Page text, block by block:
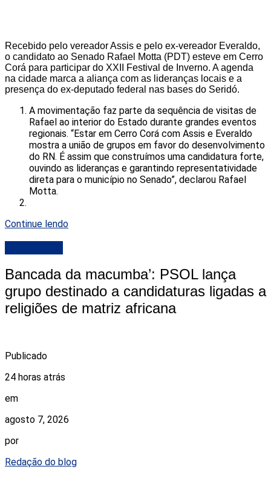
Recebido pelo vereador Assis e pelo ex-vereador Everaldo,
o candidato ao Senado Rafael Motta (PDT) esteve em Cerro
Corá para participar do XXII Festival de Inverno. A agenda
na cidade marca a aliança com as lideranças locais e a
presença do ex-deputado federal nas bases do Seridó.
A movimentação faz parte da sequência de visitas de
Rafael ao interior do Estado durante grandes eventos
regionais. “Estar em Cerro Corá com Assis e Everaldo
mostra a união de grupos em favor do desenvolvimento
do RN. É assim que construímos uma candidatura forte,
ouvindo as lideranças e garantindo representatividade
direta para o município no Senado”, declarou Rafael
Motta.
Continue lendo
Bancada da macumba’: PSOL lança
grupo destinado a candidaturas ligadas a
religiões de matriz africana
Publicado
24 horas atrás
em
agosto 7, 2026
por
Redação do blog